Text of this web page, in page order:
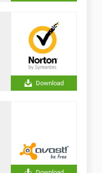
Download